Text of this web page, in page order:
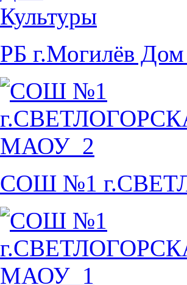
РБ г.Могилёв
СОШ №1